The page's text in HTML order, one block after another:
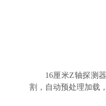
16厘米Z轴探测
割，自动预处理加载